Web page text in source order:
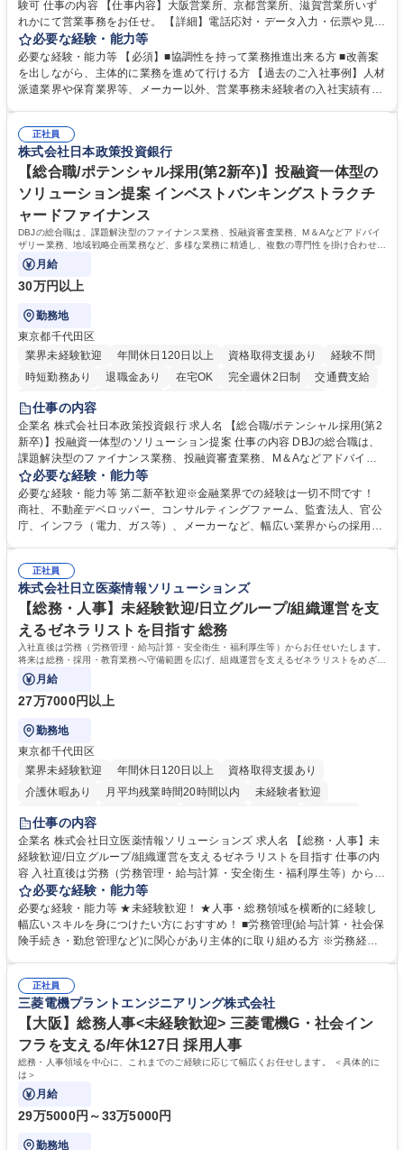
験可 仕事の内容 【仕事内容】大阪営業所、京都営業所、滋賀営業所いず
れかにて営業事務をお任せ。 【詳細】電話応対・データ入力・伝票や見積
の作成・カタログ送付・来客対応・営業所内で発生する事務業務や業務改
善をお任せ。 【教育制度】ご入社後、育成担当とペアになりながらOJTに
て業務を覚えていただくことが可能です。業務システムがきちんと構築さ
れているため、スムーズに仕事に慣れることができる環境です。また、
募集職種 【大阪・京都・滋賀】営業事務 ※未経験可
必要な経験・能力等
必要な経験・能力等 【必須】■協調性を持って業務推進出来る方 ■改善案
を出しながら、主体的に業務を進めて行ける方 【過去のご入社事例】人材
派遣業界や保育業界等、メーカー以外、営業事務未経験者の入社実績有
えて、お客様や社員の状況に合わせ、能動的なサポート、改善の動きも期
待され。組織を支えるスペシャリストとして、チームに貢献し、結果的に
社員から頼られる存在になることができます。平均19:30の退勤以降の業
務の持ち帰りも禁止されており、メリハリのある働き方となります。 学
歴・資格 学歴：大学院 大学 高専 短大 語学力： 資格：
正社員
株式会社日本政策投資銀行
【総合職/ポテンシャル採用(第2新卒)】投融資一体型の
ソリューション提案 インベストバンキングストラクチ
ャードファイナンス
DBJの総合職は、課題解決型のファイナンス業務、投融資審査業務、M＆Aなどアドバイ
ザリー業務、地域戦略企画業務など、多様な業務に精通し、複数の専門性を掛け合わせて
広く社会に貢献していく職種です。
月給
30万円以上
勤務地
東京都千代田区
業界未経験歓迎
年間休日120日以上 資格取得支援あり
経験不問
時短勤務あり
退職金あり 在宅OK 完全週休2日制
交通費支給
駅近5分以内
食事補助あり
託児所あり
仕事の内容
企業名 株式会社日本政策投資銀行 求人名 【総合職/ポテンシャル採用(第2
新卒)】投融資一体型のソリューション提案 仕事の内容 DBJの総合職は、
課題解決型のファイナンス業務、投融資審査業務、M＆Aなどアドバイザ
リー業務、地域戦略企画業務など、多様な業務に精通し、複数の専門性を
掛け合わせて広く社会に貢献していく職種です。 入社後は、横断的なロー
テーションを経て適性や専門性に応じたキャリアを形成していただきま
す。総合職として入社いただき、下記いずれかの部門でご活躍いただきま
ート・ナレッジ業務 ※それぞれの業務内容に関しては、別途その他労働条
件備考欄に記載 募集職種 【総合職/ポテンシャル採用(第2新卒)】投融資一
体型のソリューション提案
必要な経験・能力等
必要な経験・能力等 第二新卒歓迎※金融業界での経験は一切不問です！
商社、不動産デベロッパー、コンサルティングファーム、監査法人、官公
庁、インフラ（電力、ガス等）、メーカーなど、幅広い業界からの採用実
く高い志を併せもった人材を求めています。ポテンシャル採用（第2新
卒）では、金融業界での経験や知識を問いません。新たな時代を見据え
て、複雑化する社会課題の解決に向けて先鞭をつける役割を担いたい、と
いう気概をお持ちの方を心待ちにしています。 学歴・資格 学歴：大学院
大学 語学力： 資格：
正社員
株式会社日立医薬情報ソリューションズ
【総務・人事】未経験歓迎/日立グループ/組織運営を支
えるゼネラリストを目指す 総務
入社直後は労務（労務管理・給与計算・安全衛生・福利厚生等）からお任せいたします。
将来は総務・採用・教育業務へ守備範囲を広げ、組織運営を支えるゼネラリストをめざせ
ます。
月給
27万7000円以上
勤務地
東京都千代田区
業界未経験歓迎
年間休日120日以上
資格取得支援あり
介護休暇あり
月平均残業時間20時間以内
未経験者歓迎
住宅手当あり
育休あり
完全週休2日制 交通費支給 土日祝休み 寮・社宅あり
仕事の内容
企業名 株式会社日立医薬情報ソリューションズ 求人名 【総務・人事】未
経験歓迎/日立グループ/組織運営を支えるゼネラリストを目指す 仕事の内
容 入社直後は労務（労務管理・給与計算・安全衛生・福利厚生等）からお
任せいたします。将来は総務・採用・教育業務へ守備範囲を広げ、組織運
営を支えるゼネラリストをめざせます。 ・初期業務：労働時間管理、給与
計算、社会保険対応、福利厚生管理、安全衛生、健康経営推進等をお任せ
します。ご経験に応じて、休職者管理など、幅広く経験を積んでいただき
幅広く経験を積みたい意欲がある方に最適な環境です。 募集職種 【総
務・人事】未経験歓迎/日立グループ/組織運営を支えるゼネラリストを目
指す
必要な経験・能力等
必要な経験・能力等 ★未経験歓迎！ ★人事・総務領域を横断的に経験し
幅広いスキルを身につけたい方におすすめ！ ■労務管理(給与計算・社会保
険手続き・勤怠管理など)に関心があり主体的に取り組める方 ※労務経験
のご経験 ■労務管理（給与計算・社会保険手続き・勤怠管理など）の経験
■衛生管理者の資格をお持ちの方 学歴・資格 学歴：大学院 大学 高専 短大
専修学校 高校 語学力： 資格：
正社員
三菱電機プラントエンジニアリング株式会社
【大阪】総務人事<未経験歓迎> 三菱電機G・社会イン
フラを支える/年休127日 採用人事
総務・人事領域を中心に、これまでのご経験に応じて幅広くお任せします。 ＜具体的に
は＞
月給
29万5000円～33万5000円
勤務地